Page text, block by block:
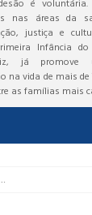
é
nas áreas da
justiça e
Infância do
já promove
na vida de mais de
as famílias mais